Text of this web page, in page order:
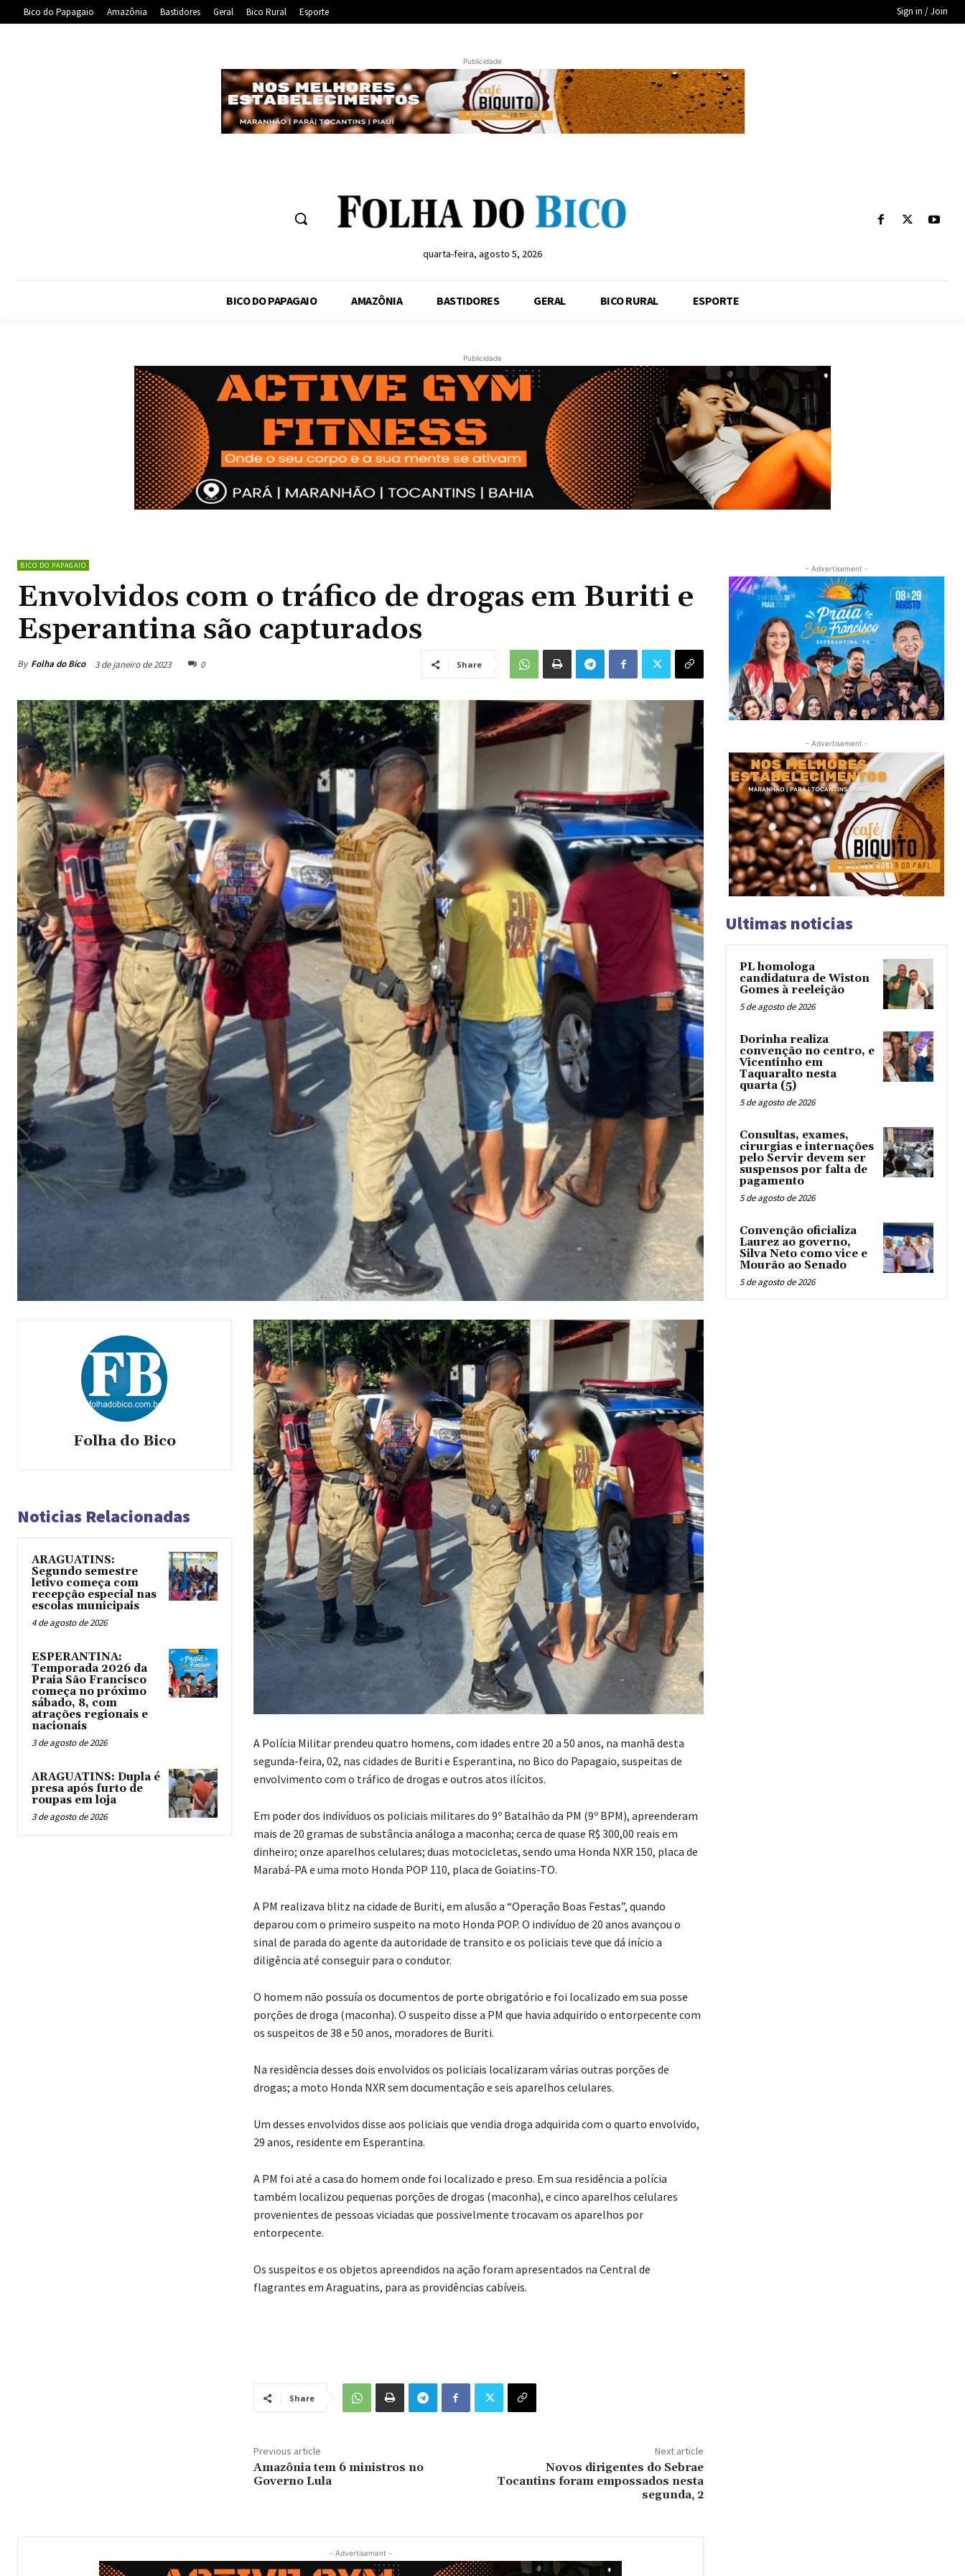
Bico do Papagaio Amazônia Bastidores Geral Bico Rural Esporte Sign in / Join
Publicidade
quarta-feira, agosto 5, 2026
BICO DO PAPAGAIO AMAZÔNIA BASTIDORES GERAL BICO RURAL ESPORTE
Publicidade
BICO DO PAPAGAIO
Envolvidos com o tráfico de drogas em Buriti e
Esperantina são capturados
By Folha do Bico 3 de janeiro de 2023 0 Share
Folha do Bico
Noticias Relacionadas
ARAGUATINS:
Segundo semestre
letivo começa com
recepção especial nas
escolas municipais
4 de agosto de 2026
ESPERANTINA:
Temporada 2026 da
Praia São Francisco
começa no próximo
sábado, 8, com
atrações regionais e
nacionais
3 de agosto de 2026
ARAGUATINS: Dupla é
presa após furto de
roupas em loja
3 de agosto de 2026
A Polícia Militar prendeu quatro homens, com idades entre 20 a 50 anos, na manhã desta
segunda-feira, 02, nas cidades de Buriti e Esperantina, no Bico do Papagaio, suspeitas de
envolvimento com o tráfico de drogas e outros atos ilícitos.
Em poder dos indivíduos os policiais militares do 9º Batalhão da PM (9º BPM), apreenderam
mais de 20 gramas de substância análoga a maconha; cerca de quase R$ 300,00 reais em
dinheiro; onze aparelhos celulares; duas motocicletas, sendo uma Honda NXR 150, placa de
Marabá-PA e uma moto Honda POP 110, placa de Goiatins-TO.
A PM realizava blitz na cidade de Buriti, em alusão a “Operação Boas Festas”, quando
deparou com o primeiro suspeito na moto Honda POP. O indivíduo de 20 anos avançou o
sinal de parada do agente da autoridade de transito e os policiais teve que dá início a
diligência até conseguir para o condutor.
O homem não possuía os documentos de porte obrigatório e foi localizado em sua posse
porções de droga (maconha). O suspeito disse a PM que havia adquirido o entorpecente com
os suspeitos de 38 e 50 anos, moradores de Buriti.
Na residência desses dois envolvidos os policiais localizaram várias outras porções de
drogas; a moto Honda NXR sem documentação e seis aparelhos celulares.
Um desses envolvidos disse aos policiais que vendia droga adquirida com o quarto envolvido,
29 anos, residente em Esperantina.
A PM foi até a casa do homem onde foi localizado e preso. Em sua residência a polícia
também localizou pequenas porções de drogas (maconha), e cinco aparelhos celulares
provenientes de pessoas viciadas que possivelmente trocavam os aparelhos por
entorpecente.
Os suspeitos e os objetos apreendidos na ação foram apresentados na Central de
flagrantes em Araguatins, para as providências cabíveis.
Share
Previous article
Amazônia tem 6 ministros no
Governo Lula
Next article
Novos dirigentes do Sebrae
Tocantins foram empossados nesta
segunda, 2
- Advertisement -
- Advertisement -
- Advertisement -
Ultimas noticias
PL homologa
candidatura de Wiston
Gomes à reeleição
5 de agosto de 2026
Dorinha realiza
convenção no centro, e
Vicentinho em
Taquaralto nesta
quarta (5)
5 de agosto de 2026
Consultas, exames,
cirurgias e internações
pelo Servir devem ser
suspensos por falta de
pagamento
5 de agosto de 2026
Convenção oficializa
Laurez ao governo,
Silva Neto como vice e
Mourão ao Senado
5 de agosto de 2026